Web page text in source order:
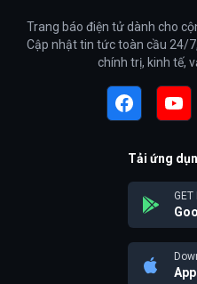
Trang báo điện tử dành cho
Cập nhật tin tức toàn cầu 24/
chính trị, kinh tế,
Tải ứng
GET